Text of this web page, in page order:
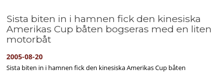
Sista biten in i hamnen fick den kinesiska
Amerikas Cup båten bogseras med en liten
motorbåt
2005-08-20
Sista biten in i hamnen fick den kinesiska Amerikas Cup båten